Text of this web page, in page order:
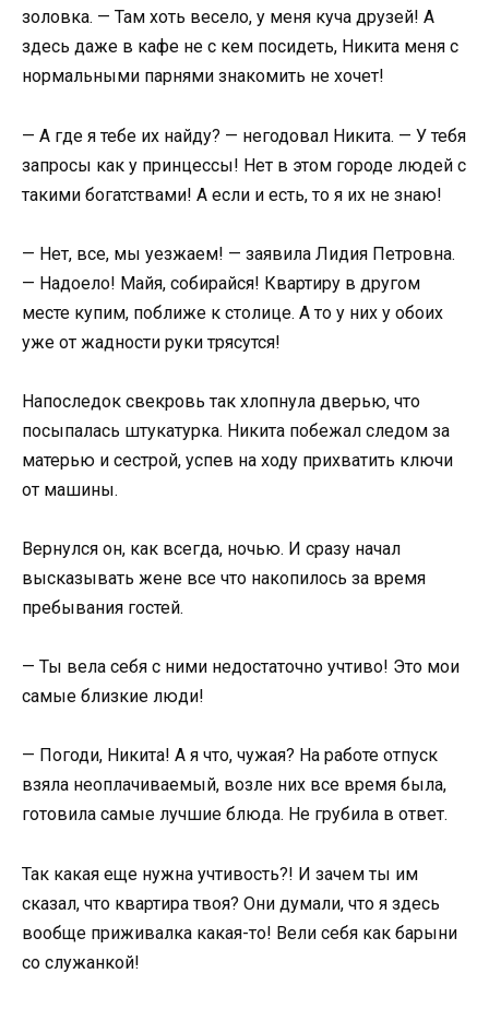
золовка. — Там хоть весело, у меня куча друзей! А
здесь даже в кафе не с кем посидеть, Никита меня с
нормальными парнями знакомить не хочет!
— А где я тебе их найду? — негодовал Никита. — У тебя
запросы как у принцессы! Нет в этом городе людей с
такими богатствами! А если и есть, то я их не знаю!
— Нет, все, мы уезжаем! — заявила Лидия Петровна.
— Надоело! Майя, собирайся! Квартиру в другом
месте купим, поближе к столице. А то у них у обоих
уже от жадности руки трясутся!
Напоследок свекровь так хлопнула дверью, что
посыпалась штукатурка. Никита побежал следом за
матерью и сестрой, успев на ходу прихватить ключи
от машины.
Вернулся он, как всегда, ночью. И сразу начал
высказывать жене все что накопилось за время
пребывания гостей.
— Ты вела себя с ними недостаточно учтиво! Это мои
самые близкие люди!
— Погоди, Никита! А я что, чужая? На работе отпуск
взяла неоплачиваемый, возле них все время была,
готовила самые лучшие блюда. Не грубила в ответ.
Так какая еще нужна учтивость?! И зачем ты им
сказал, что квартира твоя? Они думали, что я здесь
вообще приживалка какая-то! Вели себя как барыни
со служанкой!